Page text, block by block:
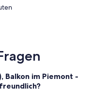
Balkon im Piemont -